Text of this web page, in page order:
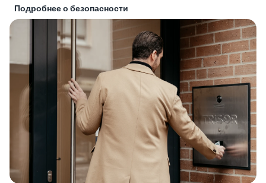
Подробнее о безопасности